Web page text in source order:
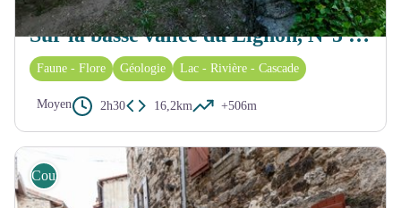
JAUJAC
Sur la basse vallée du Lignon, N°5 Rouge
Faune - Flore Géologie Lac - Rivière - Cascade
Moyen 2h30 16,2km +506m
Course d'orientation